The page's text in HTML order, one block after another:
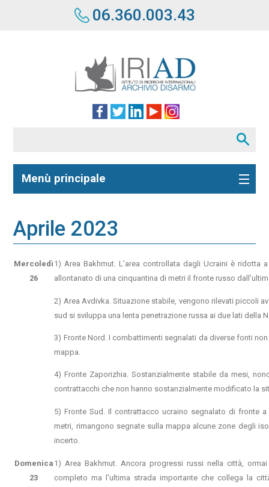
06.360.003.43
Menù principale
Aprile 2023
Mercoledì
26
1) Area Bakhmut. L’area controllata dagli Ucraini è
allontanato di una cinquantina di metri il fronte russo
2) Area Avdivka. Situazione stabile, vengono rilevati piccoli
sud si sviluppa una lenta penetrazione russa ai due lati della
3) Fronte Nord. I combattimenti segnalati da diverse fonti
mappa.
4) Fronte Zaporizhia. Sostanzialmente stabile da mesi,
contrattacchi che non hanno sostanzialmente modificato la
5) Fronte Sud. Il contrattacco ucraino segnalato di fronte
metri, rimangono segnate sulla mappa alcune zone degli
incerto.
Domenica
23
1) Area Bakhmut. Ancora progressi russi nella città,
completo ma l'ultima strada importante che collega la